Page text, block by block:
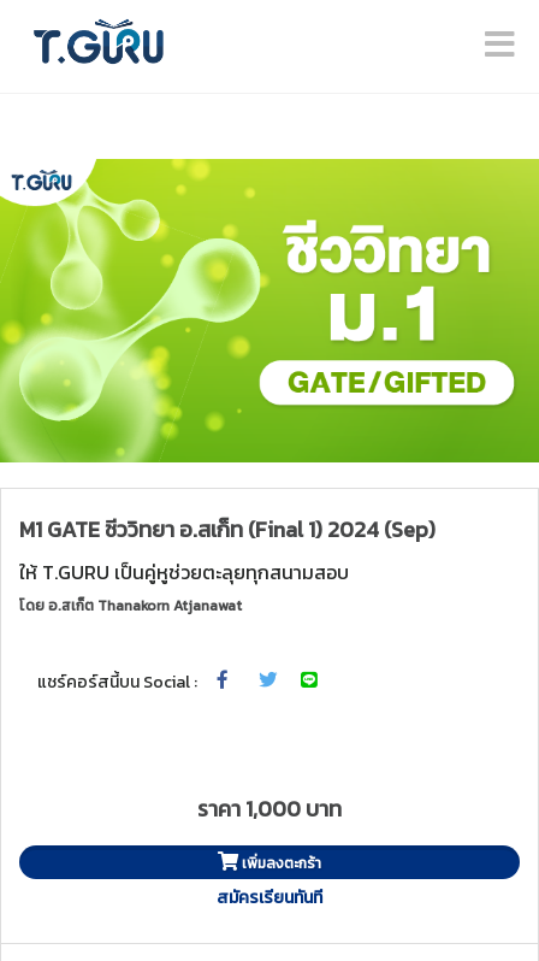
M1 GATE ชีววิทยา อ.สเก็ท (Final 1) 2024 (Sep)
ให้ T.GURU เป็นคู่หูช่วยตะลุยทุกสนามสอบ
โดยอ.สเก็ต Thanakorn Atjanawat
แชร์คอร์สนี้บน Social :
ราคา 1,000 บาท
เพิ่มลงตะกร้า
สมัครเรียนทันที